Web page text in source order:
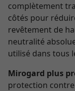
complètement
côtés pour
revêtement de
neutralité
utilisé dans tous
Mirogard plus
protection